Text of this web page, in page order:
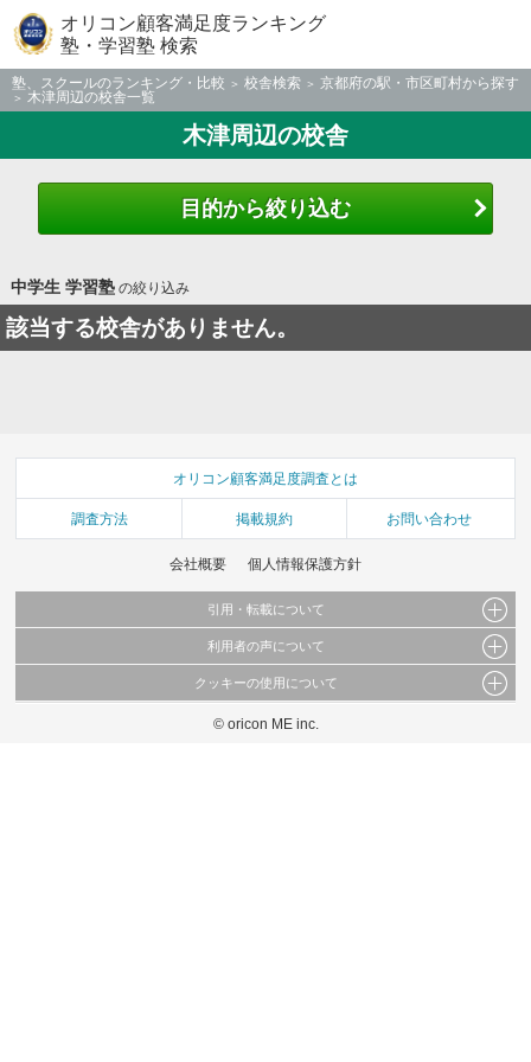
オリコン顧客満足度ランキング
塾・学習塾 検索
塾、スクールのランキング・比較 校舎検索
京都府の駅・市区町村から探す
木津周辺の校舎一覧
木津周辺の校舎
目的から絞り込む
中学生 学習塾の絞り込み
該当する校舎がありません。
オリコン顧客満足度調査とは
調査方法 掲載規約 お問い合わせ
会社概要 個人情報保護方針
引用・転載について
当サイトで公開されている情報（文字、写真、イラスト、画像データ等）及びこれらの配
これらの情報を権利者の許可なく無断転載・複製などの二次利用を行うことは固く禁じて
利用者の声について
当サイトに掲載している内容はすべてサービスの利用者が提出された見解・感想です。
弊社の見解・ 意見ではないことをご理解いただいた上でご覧ください。
クッキーの使用について
このサイトでは Cookie を使用して、ユーザーに合わせたコンテンツや広告の表示、ソー
© oricon ME inc.